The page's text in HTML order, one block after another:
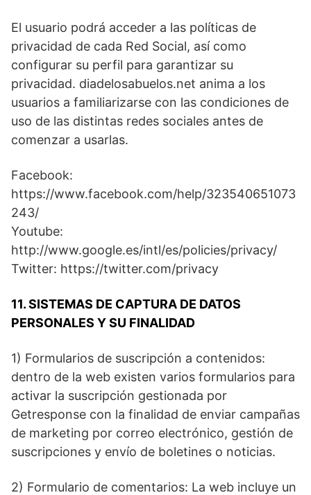
El usuario podrá acceder a las políticas de
privacidad de cada Red Social, así como
configurar su perfil para garantizar su
privacidad. diadelosabuelos.net anima a los
usuarios a familiarizarse con las condiciones de
uso de las distintas redes sociales antes de
comenzar a usarlas.
Facebook:
https://www.facebook.com/help/323540651073
243/
Youtube:
http://www.google.es/intl/es/policies/privacy/
Twitter: https://twitter.com/privacy
11. SISTEMAS DE CAPTURA DE DATOS
PERSONALES Y SU FINALIDAD
1) Formularios de suscripción a contenidos:
dentro de la web existen varios formularios para
activar la suscripción gestionada por
Getresponse con la finalidad de enviar campañas
de marketing por correo electrónico, gestión de
suscripciones y envío de boletines o noticias.
2) Formulario de comentarios: La web incluye un